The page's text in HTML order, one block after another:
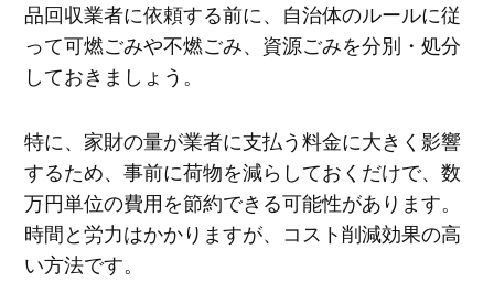
品回収業者に依頼する前に、自治体のルールに従
って可燃ごみや不燃ごみ、資源ごみを分別・処分
しておきましょう。
特に、家財の量が業者に支払う料金に大きく影響
するため、事前に荷物を減らしておくだけで、数
万円単位の費用を節約できる可能性があります。
時間と労力はかかりますが、コスト削減効果の高
い方法です。